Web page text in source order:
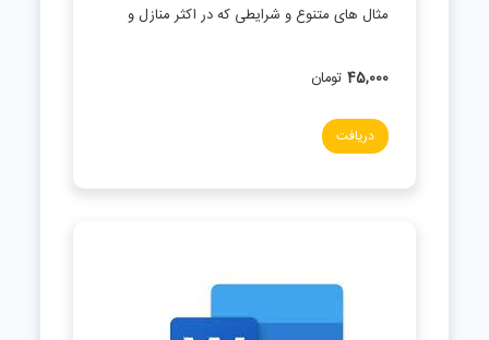
مثال های متنوع و شرایطی که در اکثر منازل و
45,000 تومان
دریافت